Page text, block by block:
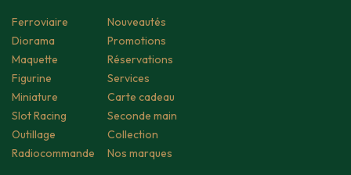
Ferroviaire
Diorama
Maquette
Figurine
Miniature
Slot Racing
Outillage
Radiocommande
Nouveautés
Promotions
Réservations
Services
Carte cadeau
Seconde main
Collection
Nos marques